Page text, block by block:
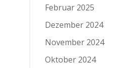
Februar 2025
Dezember 2024
November 2024
Oktober 2024